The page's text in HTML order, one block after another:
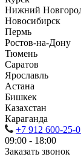
Нижний
Новосибирск
Пермь
Ростов-на-Дону
Тюмень
Саратов
Ярославль
Астана
Бишкек
Казахстан
Караганда
+7 912 600-25-
09:00 - 18:00
Заказать звонок